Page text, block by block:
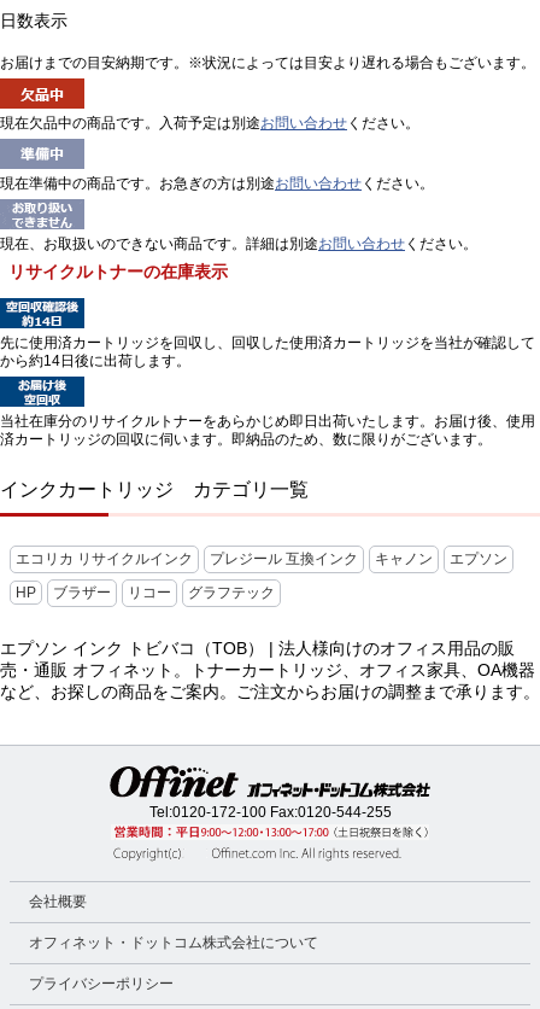
日数表示
お届けまでの目安納期です。※状況によっては目安より遅れる場合もございます。
現在欠品中の商品です。入荷予定は別途お問い合わせ ください。
現在準備中の商品です。お急ぎの方は別途お問い合わせ ください。
現在、お取扱いのできない商品です。詳細は別途お問い合わせ ください。
リサイクルトナーの在庫表示
先に使用済カートリッジを回収し、回収した使用済カートリッジを当社が確認して
から約14日後に出荷します。
当社在庫分のリサイクルトナーをあらかじめ即日出荷いたします。お届け後、使用
済カートリッジの回収に伺います。即納品のため、数に限りがございます。
インクカートリッジ カテゴリ一覧
エコリカ リサイクルインク プレジール 互換インク キャノン エプソン
HP ブラザー リコー グラフテック
エプソン インク トビバコ（TOB） | 法人様向けのオフィス用品の販
売・通販 オフィネット。トナーカートリッジ、オフィス家具、OA機器
など、お探しの商品をご案内。ご注文からお届けの調整まで承ります。
Tel:0120-172-100Fax:0120-544-255
会社概要
オフィネット・ドットコム株式会社について
プライバシーポリシー